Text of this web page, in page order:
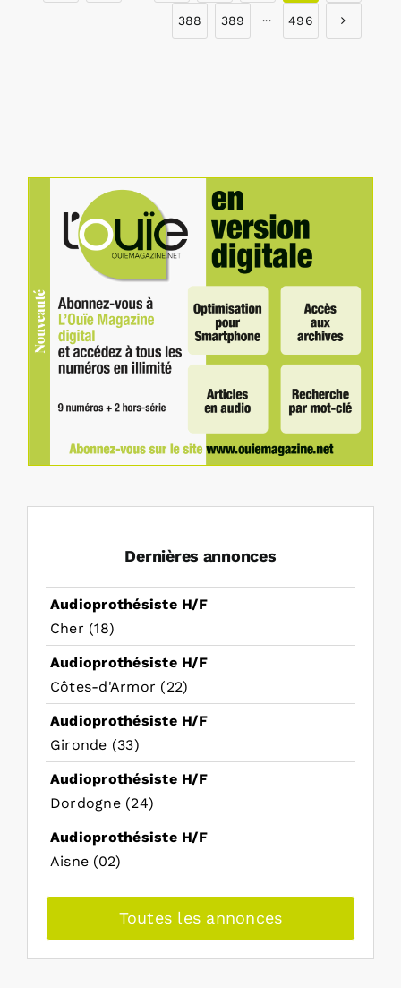
388 389 ··· 496
Dernières annonces
Audioprothésiste H/F
Cher (18)
Audioprothésiste H/F
Côtes-d'Armor (22)
Audioprothésiste H/F
Gironde (33)
Audioprothésiste H/F
Dordogne (24)
Audioprothésiste H/F
Aisne (02)
Toutes les annonces